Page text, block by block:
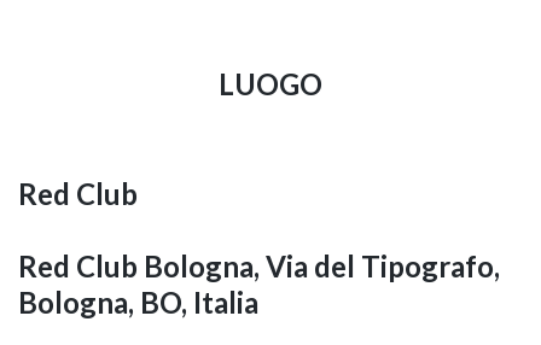
LUOGO
Red Club
Red Club Bologna, Via del Tipografo,
Bologna, BO, Italia